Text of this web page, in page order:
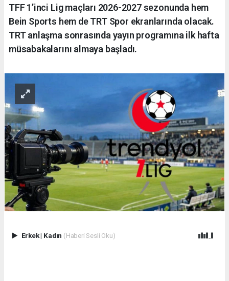
TFF 1’inci Lig maçları 2026-2027 sezonunda hem
Bein Sports hem de TRT Spor ekranlarında olacak.
TRT anlaşma sonrasında yayın programına ilk hafta
müsabakalarını almaya başladı.
Erkek| Kadın (Haberi Sesli Oku)